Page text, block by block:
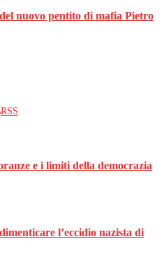
nuovo pentito di mafia Pietro
RSS
e i limiti della democrazia
l’eccidio nazista di